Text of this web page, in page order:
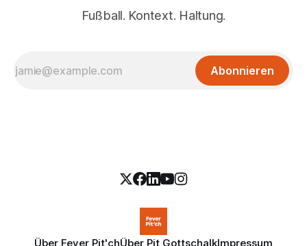
Fußball. Kontext. Haltung.
Abonnieren
Über Fever Pit'chÜber Pit GottschalkImpressum